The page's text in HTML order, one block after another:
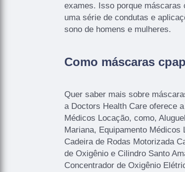
exames. Isso porque máscaras
uma série de condutas e
sono de homens e mulheres.
Como máscaras
Quer saber mais sobre
a Doctors Health Care oferece
Médicos Locação, como,
Mariana, Equipamento Médicos
Cadeira de Rodas Motorizada
de Oxigênio e Cilindro Santo
Concentrador de Oxigênio